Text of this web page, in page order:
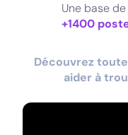
Une base de
+1400
Découvrez
aider à